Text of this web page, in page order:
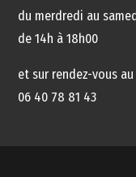
du merdredi au
de 14h à 18h00
et sur rendez-vous au
06 40 78 81 43